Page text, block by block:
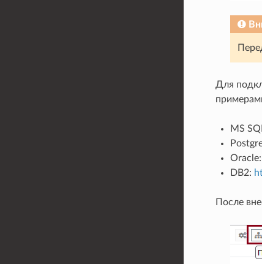
Для
MS
Oracle:
DB2:
После